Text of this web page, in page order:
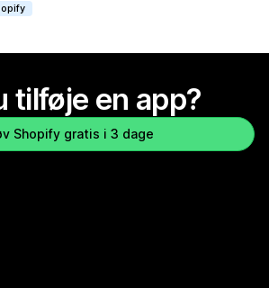
tilføje en app?
Shopify gratis i 3 dage